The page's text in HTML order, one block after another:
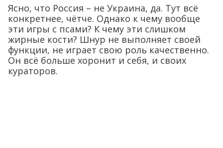
Ясно, что Россия – не Украина, да. Тут всё
конкретнее, чётче. Однако к чему вообще
эти игры с псами? К чему эти слишком
жирные кости? Шнур не выполняет своей
функции, не играет свою роль качественно.
Он всё больше хоронит и себя, и своих
кураторов.